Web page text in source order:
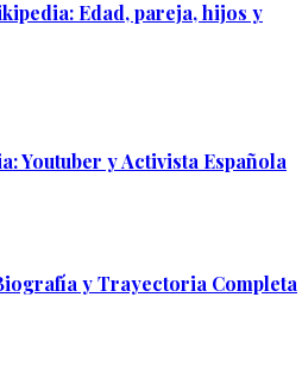
Edad, pareja, hijos y
Youtuber y Activista Española
y Trayectoria Completa